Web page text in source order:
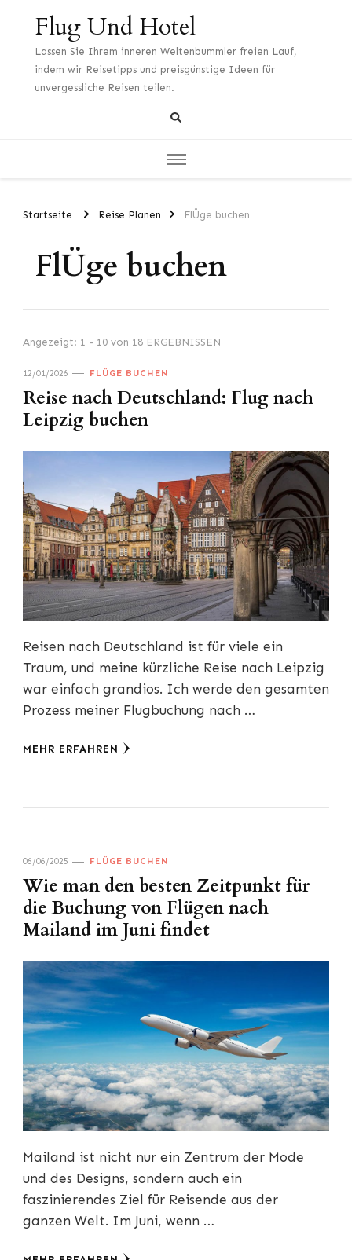
Flug Und Hotel
Lassen Sie Ihrem inneren Weltenbummler freien Lauf,
indem wir Reisetipps und preisgünstige Ideen für
unvergessliche Reisen teilen.
Startseite Reise Planen FlÜge buchen
FlÜge buchen
Angezeigt: 1 - 10 von 18 ERGEBNISSEN
12/01/2026 FLÜGE BUCHEN
Reise nach Deutschland: Flug nach
Leipzig buchen
Reisen nach Deutschland ist für viele ein
Traum, und meine kürzliche Reise nach Leipzig
war einfach grandios. Ich werde den gesamten
Prozess meiner Flugbuchung nach …
MEHR ERFAHREN
06/06/2025 FLÜGE BUCHEN
Wie man den besten Zeitpunkt für
die Buchung von Flügen nach
Mailand im Juni findet
Mailand ist nicht nur ein Zentrum der Mode
und des Designs, sondern auch ein
faszinierendes Ziel für Reisende aus der
ganzen Welt. Im Juni, wenn …